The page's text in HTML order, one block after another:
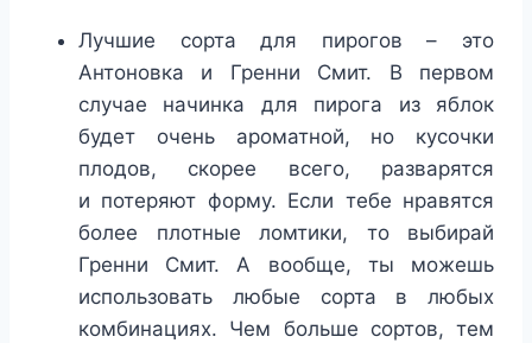
Лучшие сорта для пирогов – это
Антоновка и Гренни Смит. В первом
случае начинка для пирога из яблок
будет очень ароматной, но кусочки
плодов, скорее всего, разварятся
и потеряют форму. Если тебе нравятся
более плотные ломтики, то выбирай
Гренни Смит. А вообще, ты можешь
использовать любые сорта в любых
комбинациях. Чем больше сортов, тем